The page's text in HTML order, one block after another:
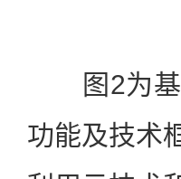
图2为基
功能及技术